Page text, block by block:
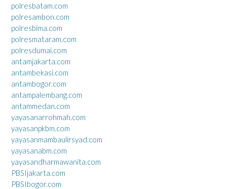
polresbatam.com
polresambon.com
polresbima.com
polresmataram.com
polresdumai.com
antamjakarta.com
antambekasi.com
antambogor.com
antampalembang.com
antammedan.com
yayasanarrohmah.com
yayasanpkbm.com
yayasanmambaulirsyad.com
yayasanabm.com
yayasandharmawanita.com
PBSIjakarta.com
PBSIbogor.com